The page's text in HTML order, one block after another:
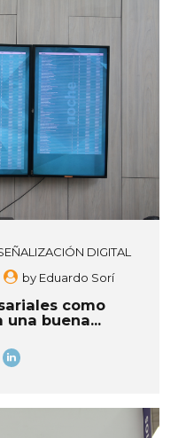
novedosa e incluso
contenido de una manera
DIGITAL
by Eduardo Sorí
como
una buena